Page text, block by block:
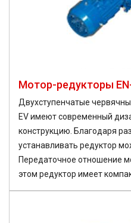
Мотор-редукторы
Двухступенчатые
EV имеют современный
конструкцию. Благодаря
устанавливать редуктор
Передаточное отношение
этом редуктор имеет